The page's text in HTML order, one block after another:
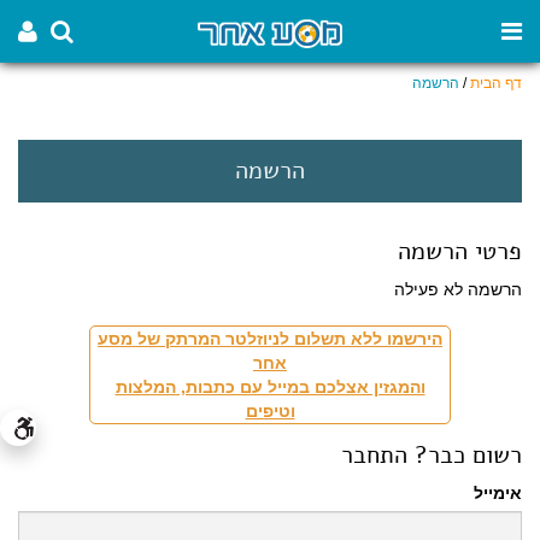
דף הבית/ הרשמה
הרשמה
פרטי הרשמה
הרשמה לא פעילה
הירשמו ללא תשלום לניוזלטר המרתק של מסע
אחר
והמגזין אצלכם במייל עם כתבות, המלצות
וטיפים
רשום כבר? התחבר
אימייל